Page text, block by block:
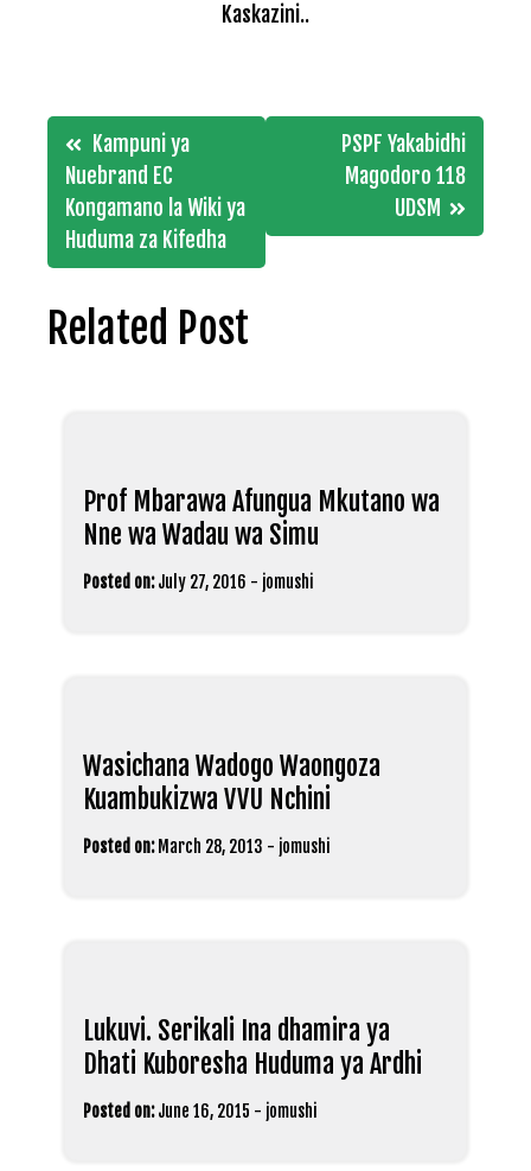
Kaskazini..
Post
navigation
Kampuni ya
Nuebrand EC
Kongamano la Wiki ya
Huduma za Kifedha
PSPF Yakabidhi
Magodoro 118
UDSM
Related Post
Prof Mbarawa Afungua Mkutano wa
Nne wa Wadau wa Simu
Posted on: July 27, 2016 - jomushi
Wasichana Wadogo Waongoza
Kuambukizwa VVU Nchini
Posted on: March 28, 2013 - jomushi
Lukuvi. Serikali Ina dhamira ya
Dhati Kuboresha Huduma ya Ardhi
Posted on: June 16, 2015 - jomushi